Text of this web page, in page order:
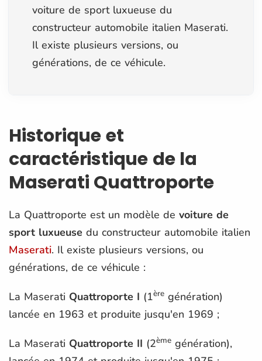
voiture de sport luxueuse du
constructeur automobile italien Maserati.
Il existe plusieurs versions, ou
générations, de ce véhicule.
Historique et
caractéristique de la
Maserati Quattroporte
La Quattroporte est un modèle de voiture de
sport luxueuse du constructeur automobile italien
Maserati. Il existe plusieurs versions, ou
générations, de ce véhicule :
La Maserati Quattroporte I (1ère génération)
lancée en 1963 et produite jusqu'en 1969 ;
La Maserati Quattroporte II (2ème génération),